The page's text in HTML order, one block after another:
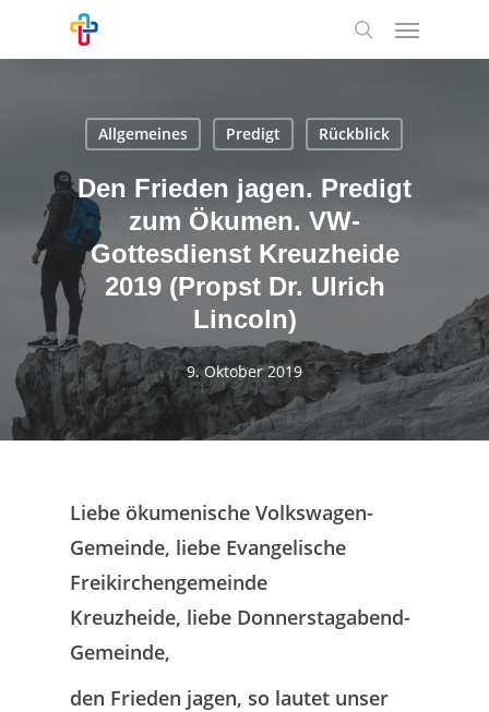
Menu
Allgemeines Predigt Rückblick
Den Frieden jagen. Predigt
zum Ökumen. VW-
Gottesdienst Kreuzheide
2019 (Propst Dr. Ulrich
Lincoln)
9. Oktober 2019
Liebe ökumenische Volkswagen-
Gemeinde, liebe Evangelische
Freikirchengemeinde
Kreuzheide, liebe Donnerstagabend-
Gemeinde,
den Frieden jagen, so lautet unser